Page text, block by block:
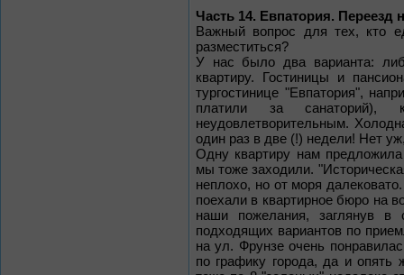
Часть 14. Евпатория. Переезд
Важный вопрос для тех, кто
разместиться?
У нас было два варианта:
квартиру. Гостиницы и
тургостинице "Евпатория",
платили за санаторий),
неудовлетворительным.
один раз в две (!) недели! Нет
Одну квартиру нам предложила
мы тоже заходили.
неплохо, но от моря
поехали в квартирное бюро на
наши пожелания, заглянув в
подходящих вариантов по
на ул. Фрунзе очень
по графику города, да и